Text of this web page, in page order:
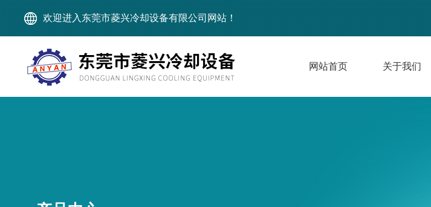
欢迎进入东莞市菱兴冷却设备有限公司网站！
网站首页 关于我们